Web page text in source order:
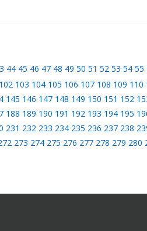
44 45 46 47 48 49 50 51 52 53 54 55
102 103 104 105 106 107 108 109 110
145 146 147 148 149 150 151 152
188 189 190 191 192 193 194 195
231 232 233 234 235 236 237 238
273 274 275 276 277 278 279 280